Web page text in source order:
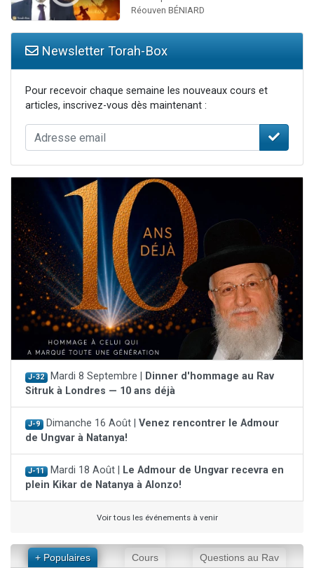
Réouven BÉNIARD
Newsletter Torah-Box
Pour recevoir chaque semaine les nouveaux cours et
articles, inscrivez-vous dès maintenant :
J-32 Mardi 8 Septembre |
Dinner d'hommage au Rav
Sitruk à Londres — 10 ans déjà
J-9 Dimanche 16 Août | Venez rencontrer le Admour
de Ungvar à Natanya!
J-11 Mardi 18 Août |
Le Admour de Ungvar recevra en
plein Kikar de Natanya à Alonzo!
Voir tous les événements à venir
+ Populaires Cours Questions au Rav